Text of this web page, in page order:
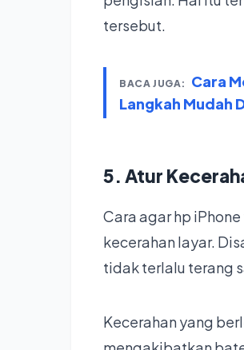
tersebut.
BACA JUGA:
Cara
Langkah Mudah
5. Atur
Cara agar hp
kecerahan layar.
tidak terlalu terang
Kecerahan yang